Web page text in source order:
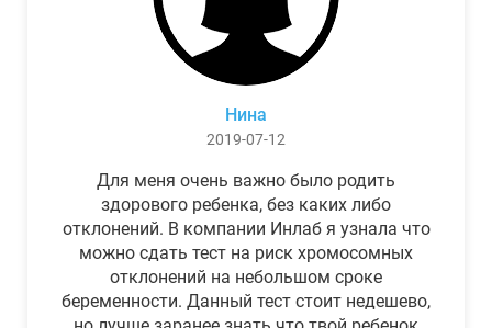
Нина
2019-07-12
Для меня очень важно было родить
здорового ребенка, без каких либо
отклонений. В компании Инлаб я узнала что
можно сдать тест на риск хромосомных
отклонений на небольшом сроке
беременности. Данный тест стоит недешево,